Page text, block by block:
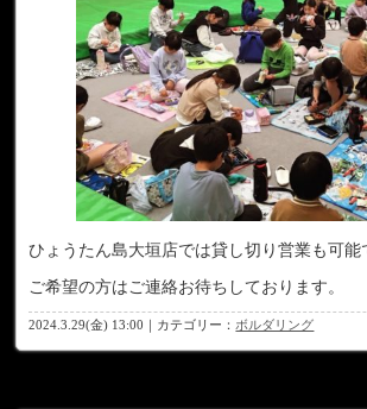
ひょうたん島大垣店では貸し切り営業も可能
ご希望の方はご連絡お待ちしております。
2024.3.29(金) 13:00｜カテゴリー： ボルダリング